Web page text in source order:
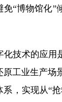
“博物馆化
术的应用
工业生产
，实现从“